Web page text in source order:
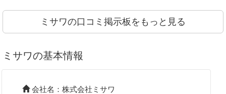
ミサワの口コミ掲示板をもっと見る
ミサワの基本情報
会社名：株式会社ミサワ